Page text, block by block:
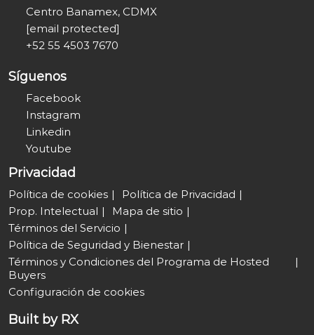
Centro Banamex, CDMX
[email protected]
+52 55 4503 7670
Síguenos
Facebook
Instagram
Linkedin
Youtube
Privacidad
Política de cookies
Política de Privacidad
Prop. Intelectual
Mapa de sitio
Términos del Servicio
Política de Seguridad y Bienestar
Términos y Condiciones del Programa de Hosted
Buyers
Configuración de cookies
Built by RX